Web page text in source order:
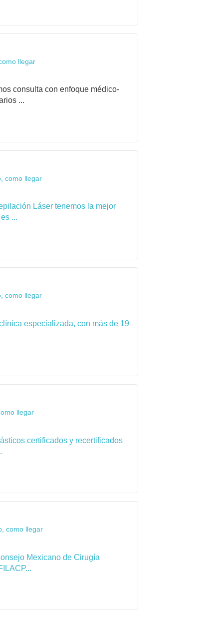
llegar
consulta con enfoque médico-
...
como llegar
Láser tenemos la mejor
...
como llegar
especializada, con más de 19
llegar
certificados y recertificados
como llegar
Mexicano de Cirugía